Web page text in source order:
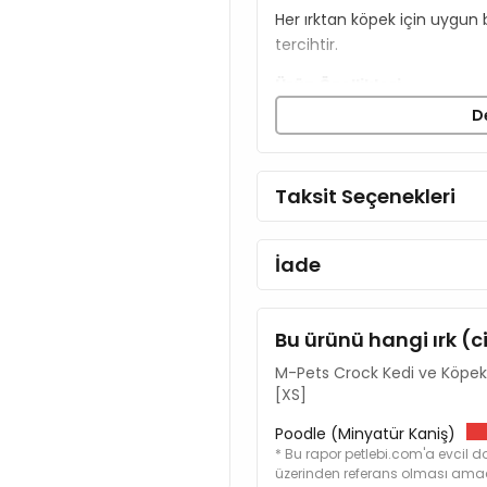
Her ırktan köpek için
tercihtir.
Paslanmaz çelik
Bulaşık makinesinde
15 x 15 x 3,5 cm
Taksit Seçenekleri
İade
Bu ürünü hangi ırk
M-Pets Crock Kedi ve
[XS]
Poodle (Minyatür Kaniş)
* Bu rapor petlebi.com'a evcil
üzerinden referans olması